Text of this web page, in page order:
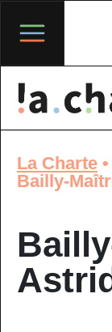
content
La Charte •
Bailly-